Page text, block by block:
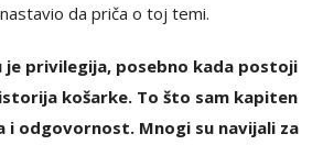
da priča o toj temi.
je privilegija, posebno kada postoji
košarke. To što sam kapiten
i odgovornost. Mnogi su navijali za